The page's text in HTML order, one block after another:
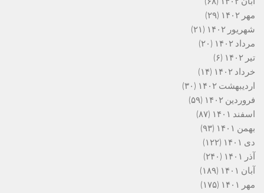
مهر ۱۴۰۲
(۲۹)
شهریور ۱۴۰۲
(۲۱)
مرداد ۱۴۰۲
(۲۰)
تیر ۱۴۰۲
(۶)
خرداد ۱۴۰۲
(۱۴)
اردیبهشت ۱۴۰۲
(۳۰)
فروردین ۱۴۰۲
(۵۹)
اسفند ۱۴۰۱
(۸۷)
بهمن ۱۴۰۱
(۹۳)
دی ۱۴۰۱
(۱۲۲)
آذر ۱۴۰۱
(۲۴۰)
آبان ۱۴۰۱
(۱۸۹)
مهر ۱۴۰۱
(۱۷۵)